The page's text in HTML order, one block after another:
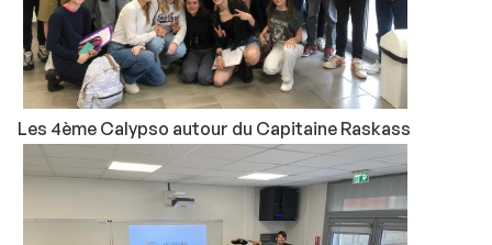
Les 4ème Calypso autour du Capitaine Raskass